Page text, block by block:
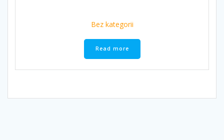
Bez kategorii
Read more